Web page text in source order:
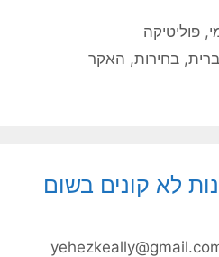
,פוליטיקה
,בחירות, האקר
לא קונים בשום